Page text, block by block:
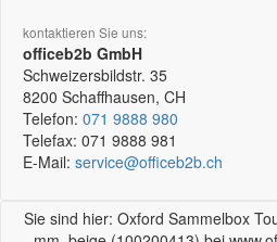
kontaktieren Sie uns:
officeb2b GmbH
Schweizersbildstr. 35
8200 Schaffhausen, CH
Telefon: 071 9888 980
Telefax: 071 9888 981
E-Mail: service@officeb2b.ch
Sie sind hier: Oxford Sammelbox